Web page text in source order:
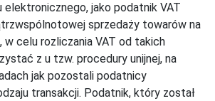
jako podatnik VAT
sprzedaży towarów na
w celu rozliczania VAT od takich
z u tzw. procedury unijnej, na
jak pozostali podatnicy
transakcji. Podatnik, który został